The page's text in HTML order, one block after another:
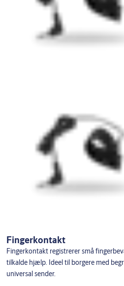
Fingerkontakt
Fingerkontakt registrerer små
tilkalde hjælp. Ideel til borgere med
universal sender.